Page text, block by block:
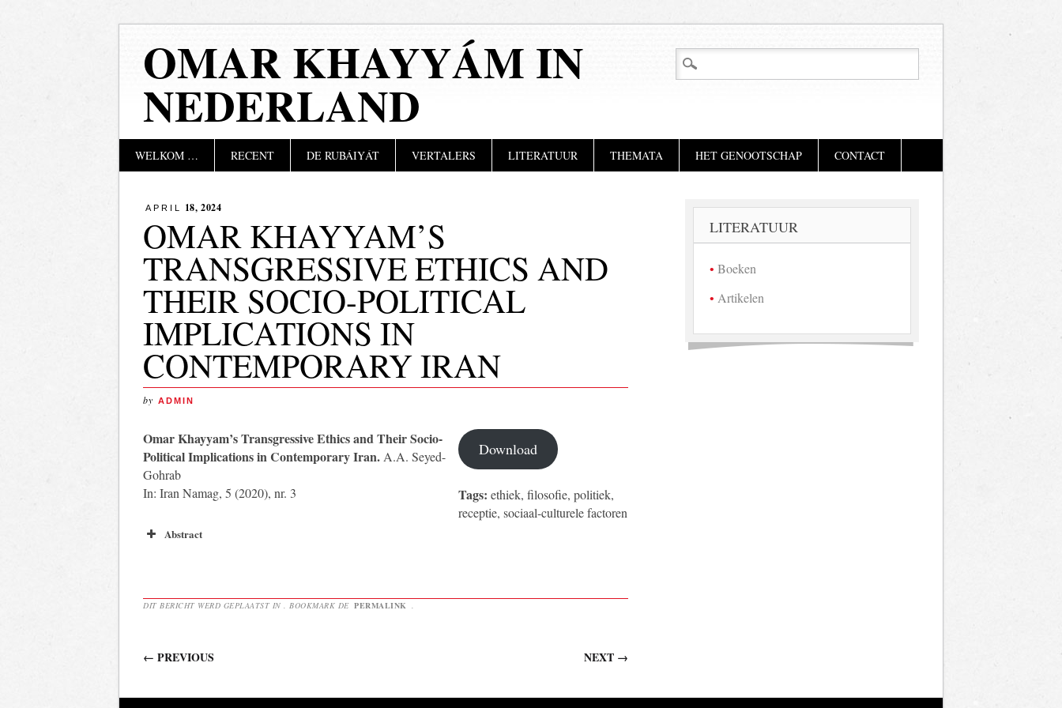
OMAR KHAYYÁM IN
NEDERLAND
Hoofdmenu
WELKOM … RECENT DE RUBÁIYÁT VERTALERS LITERATUUR THEMATA HET GENOOTSCHAP CONTACT
APRIL 18, 2024
OMAR KHAYYAM’S
TRANSGRESSIVE ETHICS AND
THEIR SOCIO-POLITICAL
IMPLICATIONS IN
CONTEMPORARY IRAN
by ADMIN
Omar Khayyam’s Transgressive Ethics and Their Socio-
Political Implications in Contemporary Iran. A.A. Seyed-
Gohrab
In: Iran Namag, 5 (2020), nr. 3
Abstract
Download
Tags: ethiek, filosofie, politiek,
receptie, sociaal-culturele factoren
DIT BERICHT WERD GEPLAATST IN . BOOKMARK DE PERMALINK
Berichtnavigatie
← PREVIOUS NEXT →
LITERATUUR
Boeken
Artikelen